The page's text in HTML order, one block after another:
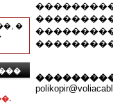
�
����������